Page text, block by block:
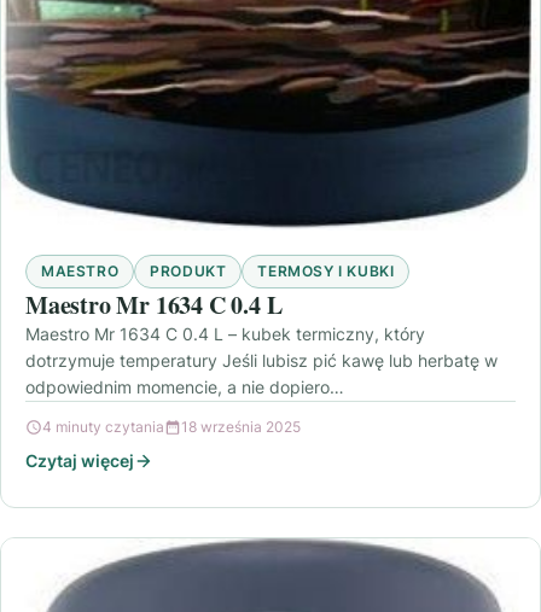
MAESTRO PRODUKT TERMOSY I KUBKI
Maestro Mr 1634 C 0.4 L
Maestro Mr 1634 C 0.4 L – kubek termiczny, który
dotrzymuje temperatury Jeśli lubisz pić kawę lub herbatę w
odpowiednim momencie, a nie dopiero…
4 minuty czytania 18 września 2025
Czytaj więcej